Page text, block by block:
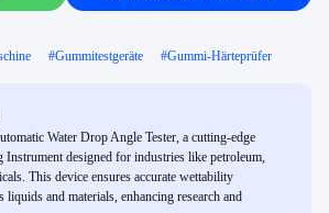
#Gummitestgeräte #Gummi-Härteprüfer
Water Drop Angle Tester, a cutting-edge
Instrument designed for industries like petroleum,
This device ensures accurate wettability
liquids and materials, enhancing research and